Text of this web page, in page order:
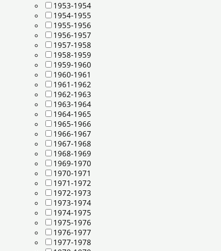
1953-1954
1954-1955
1955-1956
1956-1957
1957-1958
1958-1959
1959-1960
1960-1961
1961-1962
1962-1963
1963-1964
1964-1965
1965-1966
1966-1967
1967-1968
1968-1969
1969-1970
1970-1971
1971-1972
1972-1973
1973-1974
1974-1975
1975-1976
1976-1977
1977-1978